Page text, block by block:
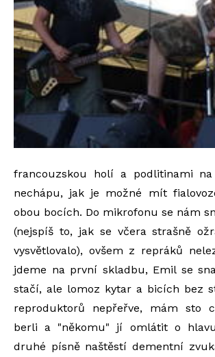
francouzskou holí a podlitinami
nechápu, jak je možné mít
obou bocích. Do mikrofonu se nám
(nejspíš to, jak se včera strašně
vysvětlovalo), ovšem z repráků
jdeme na první skladbu, Emil se
stačí, ale lomoz kytar a bicích bez
reproduktorů nepřeřve, mám sto
berli a "někomu" jí omlátit o
druhé písně naštěstí dementní